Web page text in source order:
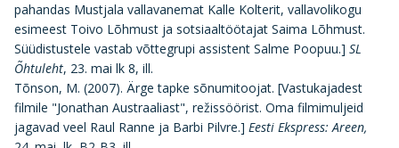
pahandas Mustjala vallavanemat Kalle Kolterit, vallavolikogu
esimeest Toivo Lõhmust ja sotsiaaltöötajat Saima Lõhmust.
Süüdistustele vastab võttegrupi assistent Salme Poopuu.] SL
Õhtuleht, 23. mai lk 8, ill.
Tõnson, M. (2007). Ärge tapke sõnumitoojat. [Vastukajadest
filmile "Jonathan Austraaliast", režissöörist. Oma filmimuljeid
jagavad veel Raul Ranne ja Barbi Pilvre.] Eesti Ekspress: Areen,